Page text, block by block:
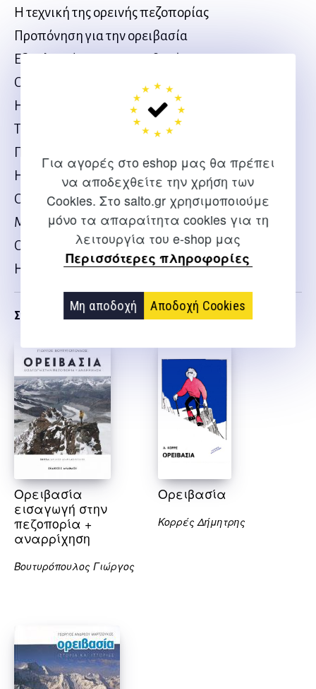
Για αγορές στο eshop μας θα πρέπει
να αποδεχθείτε την χρήση των
Cookies. Στο salto.gr χρησιμοποιούμε
μόνο τα απαραίτητα cookies για τη
λειτουργία του e-shop μας
Περισσότερες πληροφορίες
Μη αποδοχή Αποδοχή Cookies
Η τεχνική της ορεινής πεζοπορίας
Προπόνηση για την ορειβασία
Εξοπλισμός για την ορειβασία
Οι κόμποι των ορειβατών
Η τεχνική της ορειβασίας
Τεχνικές ασφαλείας
Προγραμματισμός της πορείας
Η διάσωση
Ο προσανατολισμός στο βουνό
Μετεωρολογία
Οι κίνδυνοι στα βουνά
Η προπόνηση για την ορειβασία
Σχετικα
Ορειβασία
εισαγωγή στην
πεζοπορία +
αναρρίχηση
Βουτυρόπουλος Γιώργος
Ορειβασία
Κορρές Δήμητρης